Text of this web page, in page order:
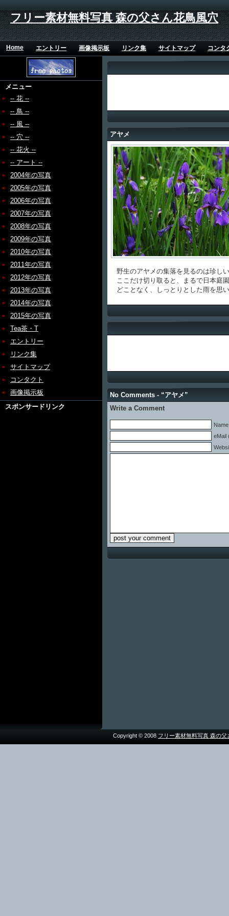
フリー素材無料写真 森の父さん花鳥風穴
Home エントリー 画像掲示板 リンク集 サイトマップ コンタ
メニュー
-- 花 --
-- 鳥 --
-- 風 --
-- 穴 --
-- 花火 --
-- アート --
2004年の写真
2005年の写真
2006年の写真
2007年の写真
2008年の写真
2009年の写真
2010年の写真
2011年の写真
2012年の写真
2013年の写真
2014年の写真
2015年の写真
Tea茶・T
エントリー
リンク集
サイトマップ
コンタクト
画像掲示板
スポンサードリンク
アヤメ
野生のアヤメの集落を見るのは珍し
ここだけ切り取ると、まるで日本庭
どことなく、しっとりとした雨を思
No Comments - “アヤメ”
Write a Comment
eMail
Copyright © 2008 フリー素材無料写真 森の父